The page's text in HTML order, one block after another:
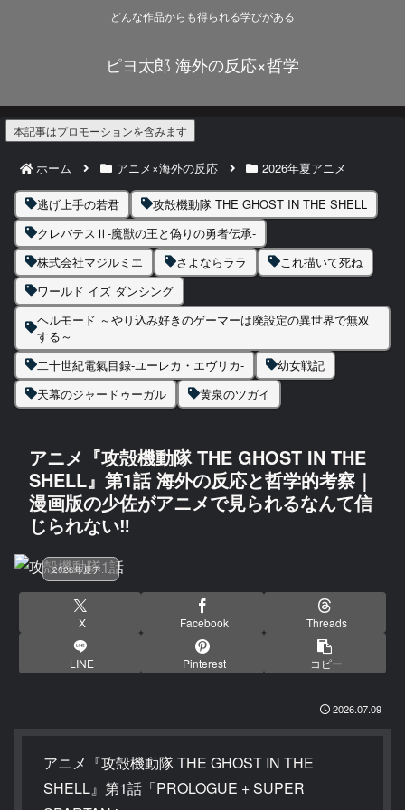
どんな作品からも得られる学びがある
ピヨ太郎 海外の反応×哲学
本記事はプロモーションを含みます
ホーム アニメ×海外の反応 2026年夏アニメ
逃げ上手の若君
攻殻機動隊 THE GHOST IN THE SHELL
クレバテスⅡ-魔獣の王と偽りの勇者伝承-
株式会社マジルミエ
さよならララ
これ描いて死ね
ワールド イズ ダンシング
ヘルモード ～やり込み好きのゲーマーは廃設定の異世界で無双
する～
二十世紀電氣目録-ユーレカ・エヴリカ-
幼女戦記
天幕のジャードゥーガル
黄泉のツガイ
アニメ『攻殻機動隊 THE GHOST IN THE
SHELL』第1話 海外の反応と哲学的考察｜
漫画版の少佐がアニメで見られるなんて信
じられない‼
2026年夏アニメ
X Facebook Threads
LINE Pinterest コピー
2026.07.09
アニメ『攻殻機動隊 THE GHOST IN THE
SHELL』第1話「PROLOGUE + SUPER